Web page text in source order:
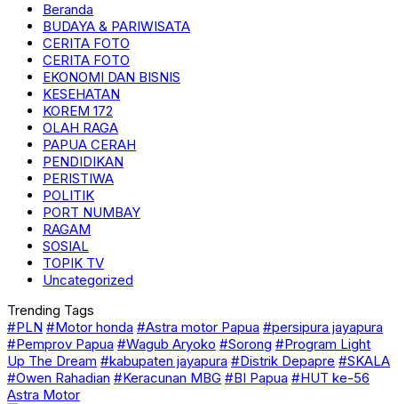
Beranda
BUDAYA & PARIWISATA
CERITA FOTO
CERITA FOTO
EKONOMI DAN BISNIS
KESEHATAN
KOREM 172
OLAH RAGA
PAPUA CERAH
PENDIDIKAN
PERISTIWA
POLITIK
PORT NUMBAY
RAGAM
SOSIAL
TOPIK TV
Uncategorized
Trending Tags
#PLN #Motor honda #Astra motor Papua #persipura jayapura
#Pemprov Papua #Wagub Aryoko #Sorong #Program Light
Up The Dream #kabupaten jayapura #Distrik Depapre #SKALA
#Owen Rahadian #Keracunan MBG #BI Papua #HUT ke-56
Astra Motor